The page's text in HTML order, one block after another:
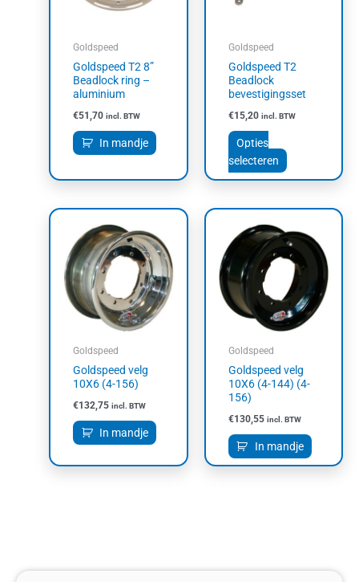
Goldspeed
Goldspeed T2 8”
Beadlock ring –
aluminium
€51,70 incl. BTW
In mandje
Goldspeed
Goldspeed T2
Beadlock
bevestigingsset
€15,20 incl. BTW
Opties
selecteren
worden
op
Goldspeed
Goldspeed velg
10X6 (4-156)
€132,75 incl. BTW
In mandje
Goldspeed
Goldspeed velg
10X6 (4-144) (4-
156)
€130,55 incl. BTW
In mandje